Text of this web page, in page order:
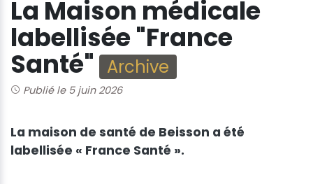
La Maison médicale
labellisée "France
Santé" Archive
Publié le 5 juin 2026
La maison de santé de Beisson a été
labellisée « France Santé ».